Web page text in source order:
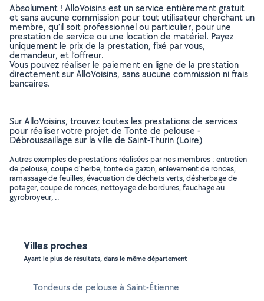
Absolument ! AlloVoisins est un service entièrement gratuit
et sans aucune commission pour tout utilisateur cherchant un
membre, qu’il soit professionnel ou particulier, pour une
prestation de service ou une location de matériel. Payez
uniquement le prix de la prestation, fixé par vous,
demandeur, et l’offreur.
Vous pouvez réaliser le paiement en ligne de la prestation
directement sur AlloVoisins, sans aucune commission ni frais
bancaires.
Sur AlloVoisins, trouvez toutes les prestations de services
pour réaliser votre projet de Tonte de pelouse -
Débroussaillage sur la ville de Saint-Thurin (Loire)
Autres exemples de prestations réalisées par nos membres : entretien
de pelouse, coupe d'herbe, tonte de gazon, enlevement de ronces,
ramassage de feuilles, évacuation de déchets verts, désherbage de
potager, coupe de ronces, nettoyage de bordures, fauchage au
gyrobroyeur, ..
Villes proches
Ayant le plus de résultats, dans le même département
Tondeurs de pelouse à Saint-Étienne